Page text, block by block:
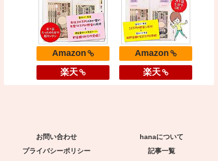
Amazon
楽天
Amazon
楽天
お問い合わせ
hanaについて
プライバシーポリシー
記事一覧